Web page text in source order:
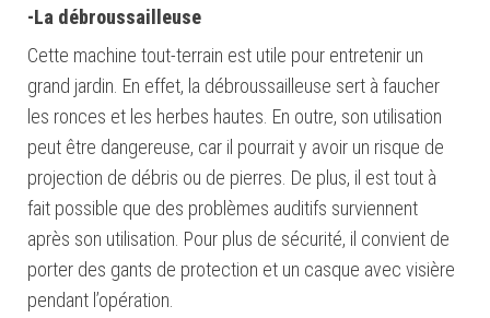
-La débroussailleuse
Cette machine tout-terrain est utile pour entretenir un
grand jardin. En effet, la débroussailleuse sert à faucher
les ronces et les herbes hautes. En outre, son utilisation
peut être dangereuse, car il pourrait y avoir un risque de
projection de débris ou de pierres. De plus, il est tout à
fait possible que des problèmes auditifs surviennent
après son utilisation. Pour plus de sécurité, il convient de
porter des gants de protection et un casque avec visière
pendant l’opération.